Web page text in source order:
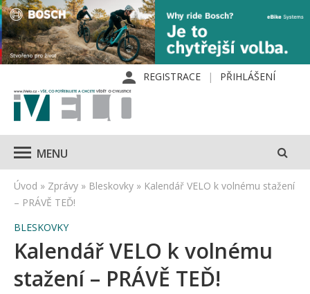
REGISTRACE PŘIHLÁŠENÍ
MENU
Úvod » Zprávy » Bleskovky » Kalendář VELO k volnému stažení
– PRÁVĚ TEĎ!
BLESKOVKY
Kalendář VELO k volnému
stažení – PRÁVĚ TEĎ!